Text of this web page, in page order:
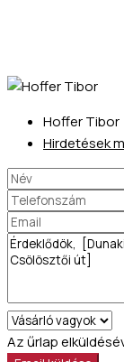
Hoffer Tibor
Hirdetések
Az űrlap